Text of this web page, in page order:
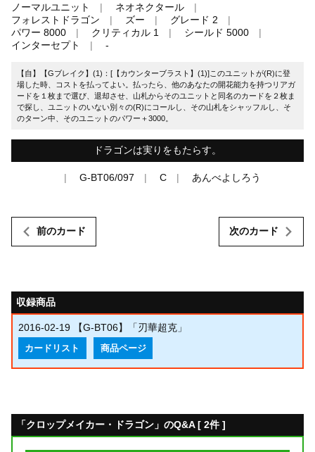
ノーマルユニット
ネオネクタール
フォレストドラゴン
ズー
グレード 2
パワー 8000
クリティカル 1
シールド 5000
インターセプト
-
【自】【Gブレイク】(1)：[【カウンターブラスト】(1)]このユニットが(R)に登
場した時、コストを払ってよい。払ったら、他のあなたの開花能力を持つリアガ
ードを１枚まで選び、退却させ、山札からそのユニットと同名のカードを２枚ま
で探し、ユニットのいない別々の(R)にコールし、その山札をシャッフルし、そ
のターン中、そのユニットのパワー＋3000。
ドラゴンは実りをもたらす。
G-BT06/097 C あんべよしろう
前のカード 次のカード
収録商品
2016-02-19 【G-BT06】「刃華超克」
カードリスト 商品ページ
「クロップメイカー・ドラゴン」のQ&A [ 2件 ]